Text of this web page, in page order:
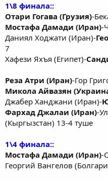
1\8 финала::
Отари Гогава (Грузия)-
Мостафа Дамади (Иран)-
Даниял Ходжати (Иран)-
7
Хафези Яхъя (Египет)-
Реза Атри (Иран)-Гор
Микола Айвазян
Джабер Ханджани (Иран)-
Фархад Джалаи (Иран)-
(Кыргызстан) 13-4 туше
1\4 финала::
Мостафа Дамади (Иран)-
Георгий Вангелов